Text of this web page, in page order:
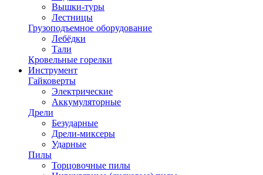
Вышки-туры
Лестницы
Грузоподъемное оборудование
Лебёдки
Тали
Кровельные горелки
Инструмент
Гайковерты
Электрические
Аккумуляторные
Дрели
Безударные
Дрели-миксеры
Ударные
Пилы
Торцовочные пилы